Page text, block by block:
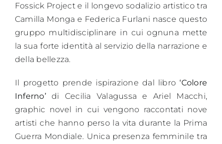
Fossick Project e il longevo sodalizio artistico tra
Camilla Monga e Federica Furlani nasce questo
gruppo multidisciplinare in cui ognuna mette
la sua forte identità al servizio della narrazione e
della bellezza.
Il progetto prende ispirazione dal libro ‘Colore
Inferno’di Cecilia Valagussa e Ariel Macchi,
graphic novel in cui vengono raccontati nove
artisti che hanno perso la vita durante la Prima
Guerra Mondiale. Unica presenza femminile tra